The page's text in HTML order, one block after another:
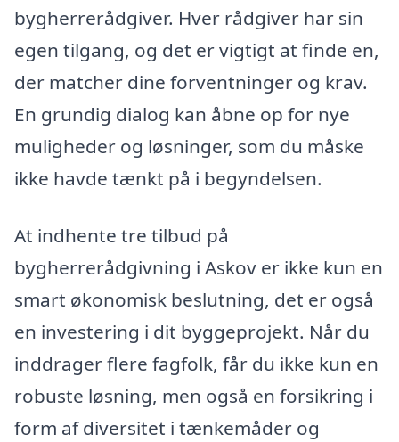
bygherrerådgiver. Hver rådgiver har sin
egen tilgang, og det er vigtigt at finde en,
der matcher dine forventninger og krav.
En grundig dialog kan åbne op for nye
muligheder og løsninger, som du måske
ikke havde tænkt på i begyndelsen.
At indhente tre tilbud på
bygherrerådgivning i Askov er ikke kun en
smart økonomisk beslutning, det er også
en investering i dit byggeprojekt. Når du
inddrager flere fagfolk, får du ikke kun en
robuste løsning, men også en forsikring i
form af diversitet i tænkemåder og